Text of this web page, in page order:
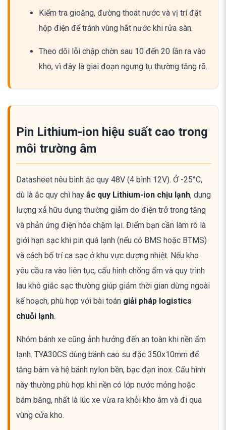
Kiểm tra gioăng, đường thoát nước và vị trí đặt
hộp điện để tránh vùng hắt nước khi rửa sàn.
Theo dõi lỗi chập chờn sau 10 đến 20 lần ra vào
kho, vì đây là giai đoạn ngưng tụ thường tăng rõ.
Pin Lithium-ion hiệu suất cao trong
môi trường âm
Datasheet nêu bình ắc quy 48V (4 bình 12V). Ở -25°C,
dù là ắc quy chì hay ắc quy Lithium-ion chịu lạnh, dung
lượng xả hữu dụng thường giảm do điện trở trong tăng
và phản ứng điện hóa chậm lại. Điểm bạn cần làm rõ là
giới hạn sạc khi pin quá lạnh (nếu có BMS hoặc BTMS)
và cách bố trí ca sạc ở khu vực dương nhiệt. Nếu kho
yêu cầu ra vào liên tục, cấu hình chống ẩm và quy trình
lau khô giắc sạc thường giúp giảm thời gian dừng ngoài
kế hoạch, phù hợp với bài toán giải pháp logistics
chuỗi lạnh.
Nhóm bánh xe cũng ảnh hưởng đến an toàn khi nền ẩm
lạnh. TYA30CS dùng bánh cao su đặc 350x10mm để
tăng bám và hệ bánh nylon bền, bạc đạn inox. Cấu hình
này thường phù hợp khi nền có lớp nước mỏng hoặc
bám băng, nhất là lúc xe vừa ra khỏi kho âm và đi qua
vùng cửa kho.